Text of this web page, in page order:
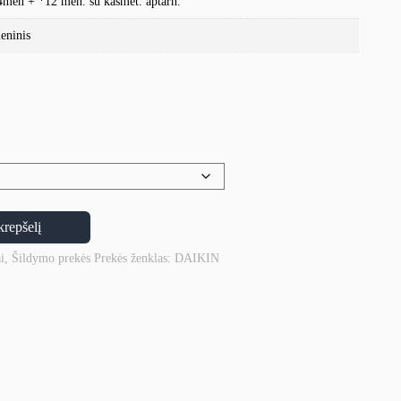
, Šildymo prekės Prekės ženklas: DAIKIN